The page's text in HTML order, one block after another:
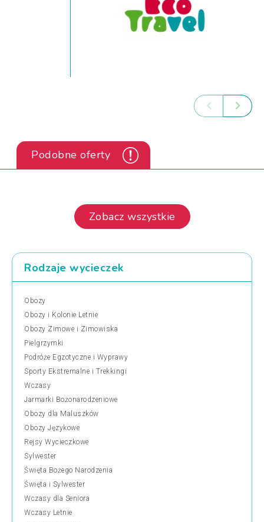
Podobne oferty
Zobacz wszystkie
Rodzaje wycieczek
Obozy
Obozy i Kolonie Letnie
Obozy Zimowe i Zimowiska
Pielgrzymki
Podróże Egzotyczne i Wyprawy
Sporty Ekstremalne i Trekkingi
Wczasy
Jarmarki Bożonarodzeniowe
Obozy dla Maluszków
Obozy Językowe
Rejsy Wycieczkowe
Sylwester
Święta Bożego Narodzenia
Święta i Sylwester
Wczasy dla Seniora
Wczasy Letnie